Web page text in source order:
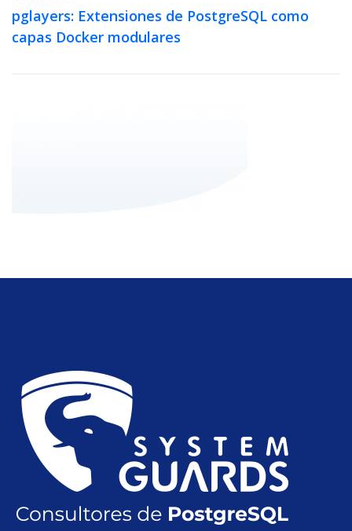
pglayers: Extensiones de PostgreSQL como
capas Docker modulares